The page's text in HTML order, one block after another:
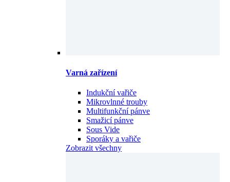
Varná zařízení
Indukční vařiče
Mikrovlnné trouby
Multifunkční pánve
Smažicí pánve
Sous Vide
Sporáky a vařiče
Zobrazit všechny